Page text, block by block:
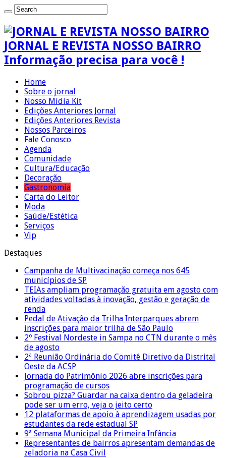
JORNAL E REVISTA NOSSO BAIRRO
Informação precisa para você !
Home
Sobre o jornal
Nosso Midia Kit
Edições Anteriores Jornal
Edições Anteriores Revista
Nossos Parceiros
Fale Conosco
Agenda
Comunidade
Cultura/Educação
Decoração
Gastronomia
Carta do Leitor
Moda
Saúde/Estética
Serviços
Vip
Destaques
Campanha de Multivacinação começa nos 645
municípios de SP
TEIAs ampliam programação gratuita em agosto com
atividades voltadas à inovação, gestão e geração de
renda
Pedal de Ativação da Trilha Interparques abrem
inscrições para maior trilha de São Paulo
2º Festival Nordeste in Sampa no CTN durante o mês
de agosto
2ª Reunião Ordinária do Comitê Diretivo da Distrital
Oeste da ACSP
Jornada do Patrimônio 2026 abre inscrições para
programação de cursos
Sobrou pizza? Guardar na caixa dentro da geladeira
pode ser um erro, veja o jeito certo
12 plataformas de apoio à aprendizagem usadas por
estudantes da rede estadual SP
9ª Semana Municipal da Primeira Infância
Representantes de bairros apresentam demandas de
zeladoria na Casa Civil